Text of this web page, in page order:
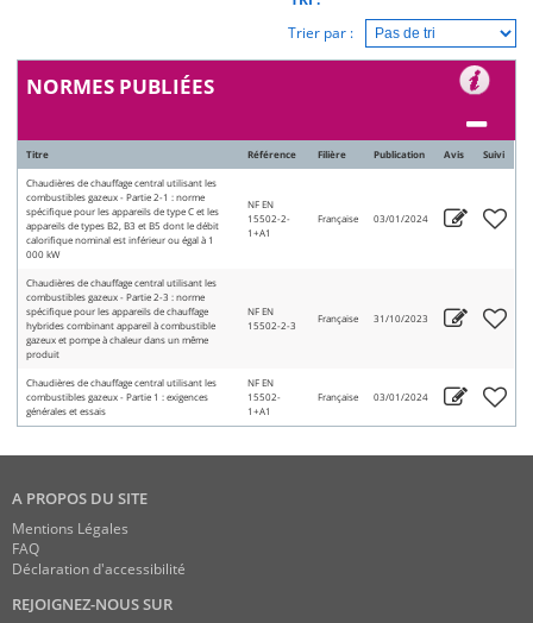
Trier par :
NORMES PUBLIÉES
Titre Référence Filière Publication Avis Suivi
Chaudières de chauffage central utilisant les
combustibles gazeux - Partie 2-1 : norme
spécifique pour les appareils de type C et les
appareils de types B2, B3 et B5 dont le débit
calorifique nominal est inférieur ou égal à 1
000 kW
NF EN
15502-2-
1+A1
Française 03/01/2024
Chaudières de chauffage central utilisant les
combustibles gazeux - Partie 2-3 : norme
spécifique pour les appareils de chauffage
hybrides combinant appareil à combustible
gazeux et pompe à chaleur dans un même
produit
NF EN
15502-2-3
Française 31/10/2023
Chaudières de chauffage central utilisant les
combustibles gazeux - Partie 1 : exigences
générales et essais
NF EN
15502-
1+A1
Française 03/01/2024
A PROPOS DU SITE
Mentions Légales
FAQ
Déclaration d'accessibilité
REJOIGNEZ-NOUS SUR